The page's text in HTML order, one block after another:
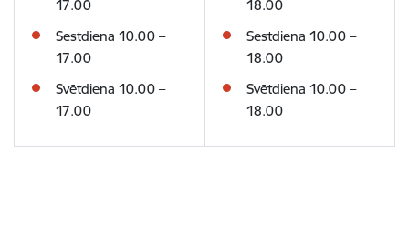
17.00
Sestdiena 10.00 –
17.00
Svētdiena 10.00 –
17.00
18.00
Sestdiena 10.00 –
18.00
Svētdiena 10.00 –
18.00